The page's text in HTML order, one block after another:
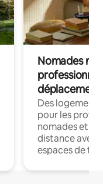
Nomades
déplacement
Des
pour les
nomades et
distance avec
espaces de